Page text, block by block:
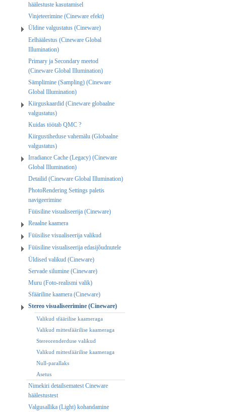
häälestuste kasutamisel
Vinjeteerimine (Cineware efekt)
Üldine valgustatus (Cineware)
Eelhäälestus (Cineware Global
Illumination)
Primary ja Secondary meetod
(Cineware Global Illumination)
Sämplimine (Sampling) (Cineware
Global Illumination)
Kiirguskaardid (Cineware globaalne
valgustatus)
Kuidas töötab QMC ?
Kiirgustiheduse vahemälu (Globaalne
valgustatus)
Irradiance Cache (Legacy) (Cineware
Global Illumination)
Detailid (Cineware Global Illumination)
PhotoRendering Settings paletis
navigeerimine
Füüsiline visualiseerija (Cineware)
Reaalne kaamera
Füüsilise visualiseerija valikud
Füüsiline visualiseerija edasijõudnutele
Üldised valikud (Cineware)
Servade silumine (Cineware)
Muru (Foto-realismi valik)
Sfääriline kaamera (Cineware)
Stereo visualiseerimine (Cineware)
Valikud sfäärilise kaameraga
Valikud mittesfäärilise kaameraga
Stereorenderduse valikud
Valikud mittesfäärilise kaameraga
Null-parallaks
Asetus
Nimekiri detailsematest Cineware
häälestustest
Valgusallika (Light) kohandamine